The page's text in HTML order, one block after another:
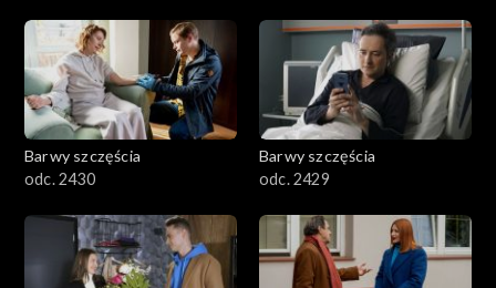
Barwy szczęścia
odc. 2430
Barwy szczęścia
odc. 2429